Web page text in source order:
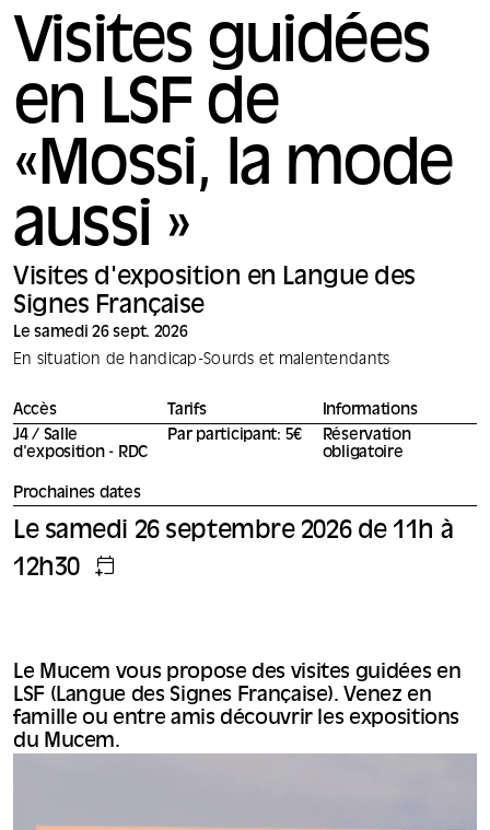
Visites guidées
en LSF de
«Mossi, la mode
aussi »
Visites d'exposition en Langue des
Signes Française
Le samedi 26 sept. 2026
En situation de handicap -Sourds et malentendants
Accès
J4 / Salle
d'exposition - RDC
Tarifs
Par participant: 5€
Informations
Réservation
obligatoire
Prochaines dates
Le samedi 26 septembre 2026 de 11h à
12h30
Le Mucem vous propose des visites guidées en
LSF (Langue des Signes Française). Venez en
famille ou entre amis découvrir les expositions
du Mucem.